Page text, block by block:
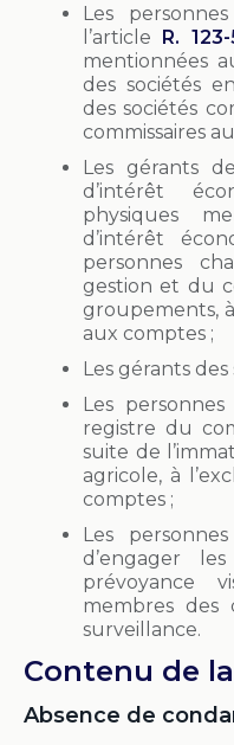
Les
l’article R.
mentionnées
des sociétés
des sociétés
commissaires
Les gérants
d’intérêt
physiques
d’intérêt
personnes
gestion et du
groupements, à
aux comptes ;
Les gérants des
Les
registre du
suite de
agricole, à
comptes ;
Les
d’engager
prévoyance
membres des
surveillance.
Contenu de
Absence de